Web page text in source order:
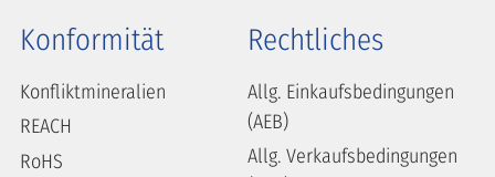
Konformität
Konfliktmineralien
REACH
RoHS
Rechtliches
Allg. Einkaufsbedingungen
(AEB)
Allg. Verkaufsbedingungen